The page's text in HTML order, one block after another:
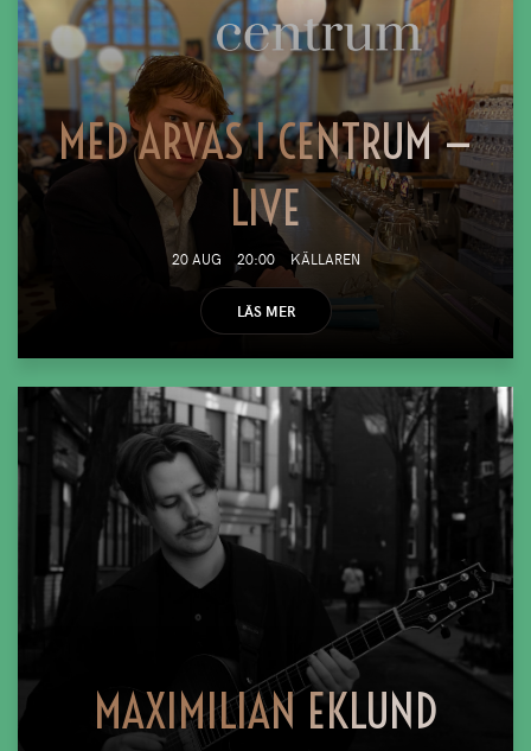
MED ARVAS I CENTRUM —
LIVE
20 AUG 20:00 KÄLLAREN
LÄS MER
MAXIMILIAN EKLUND